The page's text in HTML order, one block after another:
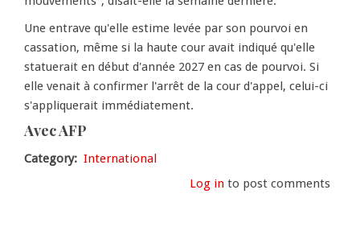
Une entrave qu'elle estime levée par son pourvoi en
cassation, même si la haute cour avait indiqué qu'elle
statuerait en début d'année 2027 en cas de pourvoi. Si
elle venait à confirmer l'arrêt de la cour d'appel, celui-ci
s'appliquerait immédiatement.
Avec AFP
Category
International
Log into post comments